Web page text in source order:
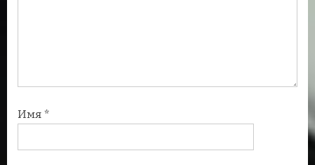
Имя *